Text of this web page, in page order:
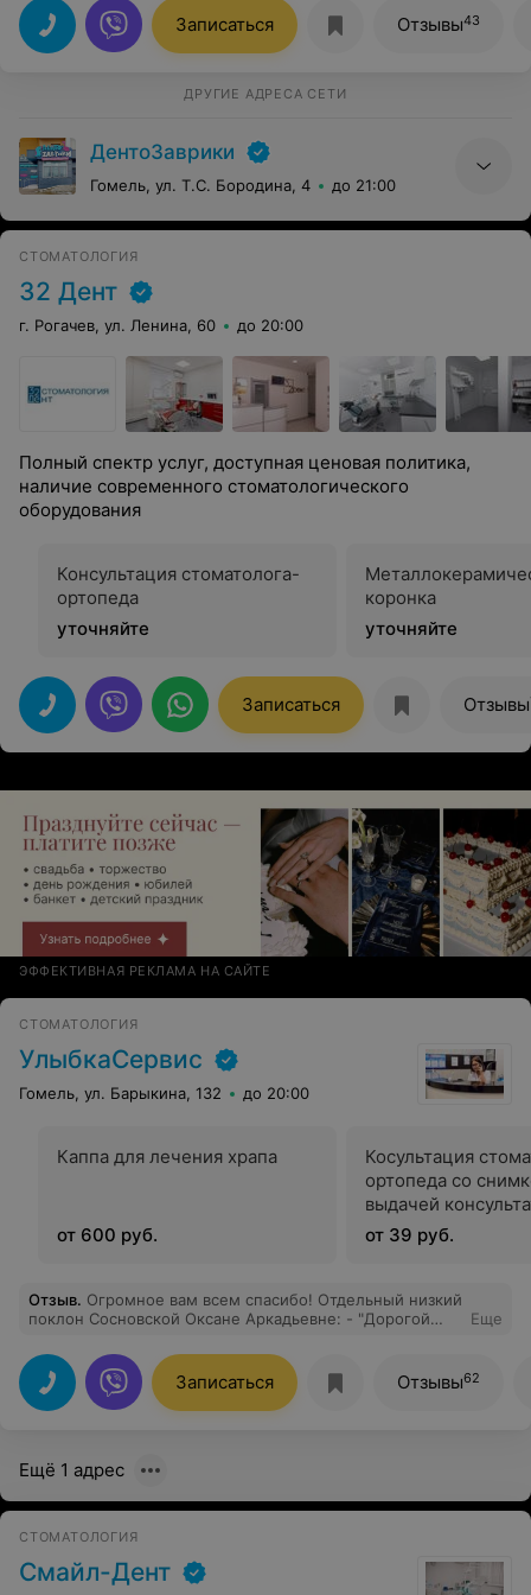
сказали, что очень хорошая работа выполненна,
особенно без использования микроскопа. Отличный
врач. Самый внимательный и аккуратный врач,
своих врачей сравниваю с ним. Всем советую!!!!
Записаться Отзывы43
ДРУГИЕ АДРЕСА СЕТИ
ДентоЗаврики
Гомель, ул. Т.С. Бородина, 4 до 21:00
СТОМАТОЛОГИЯ
32 Дент
г. Рогачев, ул. Ленина, 60 до 20:00
Полный спектр услуг, доступная ценовая политика,
наличие современного стоматологического
оборудования
Консультация стоматолога-
ортопеда
уточняйте
коронка
уточняйте
Записаться Отзывы
ЭФФЕКТИВНАЯ РЕКЛАМА НА САЙТЕ
СТОМАТОЛОГИЯ
УлыбкаСервис
Гомель, ул. Барыкина, 132 до 20:00
Каппа для лечения храпа
от 600 руб.
Косультация
ортопеда со
выдачей
заключения
от 39 руб.
Отзыв. Огромное вам всем спасибо! Отдельный низкий
поклон Сосновской Оксане Аркадьевне: - "Дорогой
рукам я на всю жизнь перестал бояться стоматологов.
У меня не хватит словарного запаса, чтобы выразить
свою благодарность о Вашей работе! И лечение и
протезирование на высшем уровне! Честное слово,у
Еще
Записаться Отзывы62
Ещё 1 адрес
СТОМАТОЛОГИЯ
Смайл-Дент